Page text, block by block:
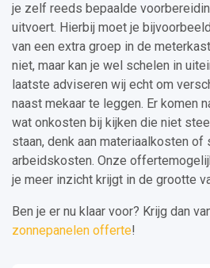
je zelf reeds bepaalde
uitvoert. Hierbij moet je
van een extra groep in de
niet, maar kan je wel schelen in
laatste adviseren wij echt om
naast mekaar te leggen. Er komen
wat onkosten bij kijken die niet
staan, denk aan materiaalkosten of
arbeidskosten. Onze
je meer inzicht krijgt in de grootte
Ben je er nu klaar voor? Krijg dan
zonnepanelen offerte!